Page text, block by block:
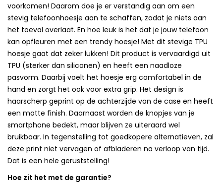
voorkomen! Daarom doe je er verstandig aan om een
stevig telefoonhoesje aan te schaffen, zodat je niets aan
het toeval overlaat. En hoe leuk is het dat je jouw telefoon
kan opfleuren met een trendy hoesje! Met dit stevige TPU
hoesje gaat dat zeker lukken! Dit product is vervaardigd uit
TPU (sterker dan siliconen) en heeft een naadloze
pasvorm. Daarbij voelt het hoesje erg comfortabel in de
hand en zorgt het ook voor extra grip. Het design is
haarscherp geprint op de achterzijde van de case en heeft
een matte finish. Daarnaast worden de knopjes van je
smartphone bedekt, maar blijven ze uiteraard wel
bruikbaar. In tegenstelling tot goedkopere alternatieven, zal
deze print niet vervagen of afbladeren na verloop van tijd.
Dat is een hele geruststelling!
Hoe zit het met de garantie?